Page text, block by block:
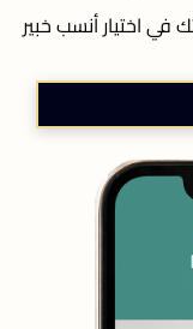
اختيار أنسب خبير